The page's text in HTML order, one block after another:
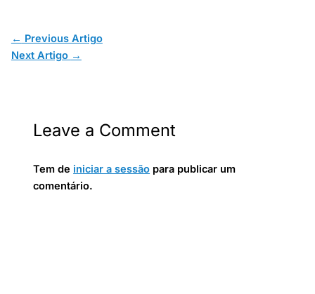
← Previous Artigo
Next Artigo →
Leave a Comment
Tem de iniciar a sessão para publicar um
comentário.